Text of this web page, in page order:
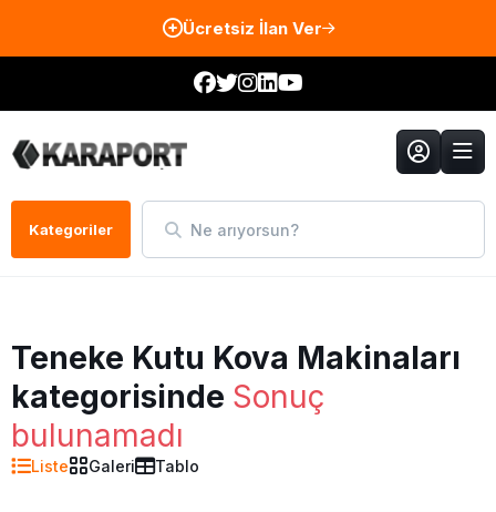
Ücretsiz İlan Ver
Kategoriler Ne arıyorsun?
Teneke Kutu Kova Makinaları
kategorisinde Sonuç
bulunamadı
Liste Galeri Tablo